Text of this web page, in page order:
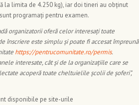
la limita de 4.250 kg), iar doi tineri au obținut
programați pentru examen.
organizatorii oferă celor interesațitoate
înscriere este simplu și poate fi accesat împreună
https://pentrucomunitate.ro/permis.
interesate, cât și de la organizațiile care se
acoperă toate cheltuielile școlii de șoferi”,
disponibile pe site-urile